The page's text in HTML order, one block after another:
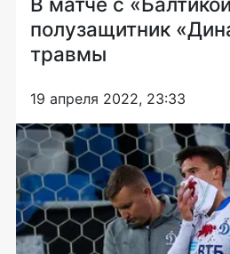
полузащитник
травмы
19 апреля 2022, 23:33